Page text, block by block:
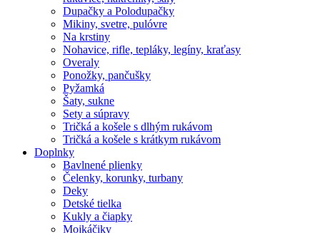
Dupačky a Polodupačky
Mikiny, svetre, pulóvre
Na krstiny
Nohavice, rifle, tepláky, legíny, kraťasy
Overaly
Ponožky, pančušky
Pyžamká
Šaty, sukne
Sety a súpravy
Tričká a košele s dlhým rukávom
Tričká a košele s krátkym rukávom
Doplnky
Bavlnené plienky
Čelenky, korunky, turbany
Deky
Detské tielka
Kukly a čiapky
Mojkáčiky